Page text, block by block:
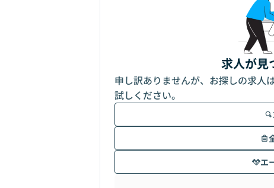
求人が見
申し訳ありませんが、お探しの求人
試しください。
エ